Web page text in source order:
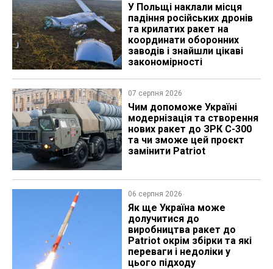
У Польщі наклали місця
падіння російських дронів
та крилатих ракет на
координати оборонних
заводів і знайшли цікаві
закономірності
07 серпня 2026
Чим допоможе Україні
модернізація та створення
нових ракет до ЗРК С-300
та чи зможе цей проєкт
замінити Patriot
06 серпня 2026
Як ще Україна може
долучитися до
виробництва ракет до
Patriot окрім збірки та які
переваги і недоліки у
цього підходу